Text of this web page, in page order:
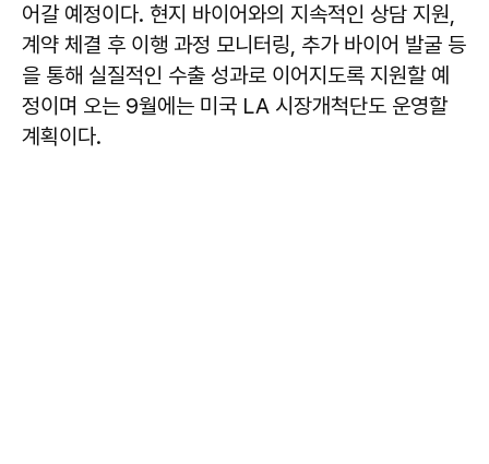
어갈 예정이다. 현지 바이어와의 지속적인 상담 지원,
계약 체결 후 이행 과정 모니터링, 추가 바이어 발굴 등
을 통해 실질적인 수출 성과로 이어지도록 지원할 예
정이며 오는 9월에는 미국 LA 시장개척단도 운영할
계획이다.